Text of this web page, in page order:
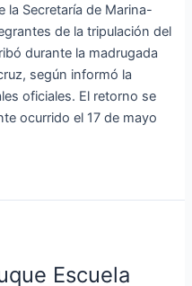
la Secretaría de Marina-
de la tripulación del
durante la madrugada
según informó la
oficiales. El retorno se
ocurrido el 17 de mayo
Escuela